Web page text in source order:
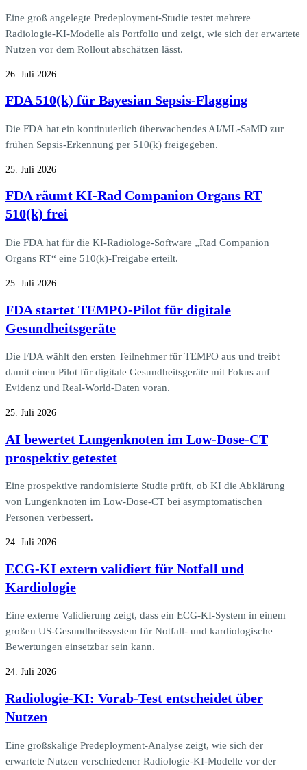
Eine groß angelegte Predeployment-Studie testet mehrere
Radiologie-KI-Modelle als Portfolio und zeigt, wie sich der erwartete
Nutzen vor dem Rollout abschätzen lässt.
26. Juli 2026
FDA 510(k) für Bayesian Sepsis-Flagging
Die FDA hat ein kontinuierlich überwachendes AI/ML-SaMD zur
frühen Sepsis-Erkennung per 510(k) freigegeben.
25. Juli 2026
FDA räumt KI-Rad Companion Organs RT
510(k) frei
Die FDA hat für die KI-Radiologe-Software „Rad Companion
Organs RT“ eine 510(k)-Freigabe erteilt.
25. Juli 2026
FDA startet TEMPO-Pilot für digitale
Gesundheitsgeräte
Die FDA wählt den ersten Teilnehmer für TEMPO aus und treibt
damit einen Pilot für digitale Gesundheitsgeräte mit Fokus auf
Evidenz und Real-World-Daten voran.
25. Juli 2026
AI bewertet Lungenknoten im Low-Dose-CT
prospektiv getestet
Eine prospektive randomisierte Studie prüft, ob KI die Abklärung
von Lungenknoten im Low-Dose-CT bei asymptomatischen
Personen verbessert.
24. Juli 2026
ECG-KI extern validiert für Notfall und
Kardiologie
Eine externe Validierung zeigt, dass ein ECG-KI-System in einem
großen US-Gesundheitssystem für Notfall- und kardiologische
Bewertungen einsetzbar sein kann.
24. Juli 2026
Radiologie-KI: Vorab-Test entscheidet über
Nutzen
Eine großskalige Predeployment-Analyse zeigt, wie sich der
erwartete Nutzen verschiedener Radiologie-KI-Modelle vor der